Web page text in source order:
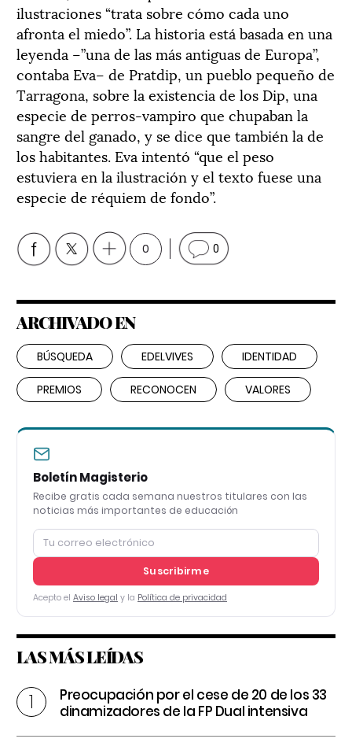
ilustraciones “trata sobre cómo cada uno
afronta el miedo”. La historia está basada en una
leyenda –”una de las más antiguas de Europa”,
contaba Eva– de Pratdip, un pueblo pequeño de
Tarragona, sobre la existencia de los Dip, una
especie de perros-vampiro que chupaban la
sangre del ganado, y se dice que también la de
los habitantes. Eva intentó “que el peso
estuviera en la ilustración y el texto fuese una
especie de réquiem de fondo”.
0 0
ARCHIVADO EN
BÚSQUEDA EDELVIVES IDENTIDAD
PREMIOS RECONOCEN VALORES
Boletín Magisterio
Recibe gratis cada semana nuestros titulares con las
noticias más importantes de educación
Suscribirme
Acepto el Aviso legal y la Política de privacidad
LAS MÁS LEÍDAS
Preocupación por el cese de 20 de los 33
dinamizadores de la FP Dual intensiva